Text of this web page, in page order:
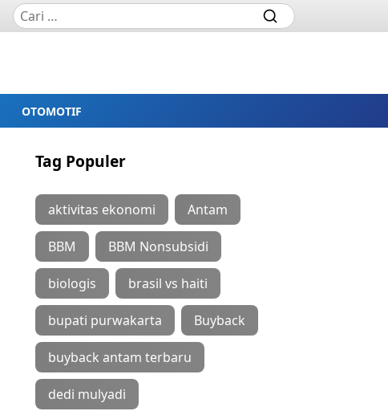
OTOMOTIF
Tag Populer
aktivitas ekonomi Antam
BBM BBM Nonsubsidi
biologis brasil vs haiti
bupati purwakarta Buyback
buyback antam terbaru
dedi mulyadi